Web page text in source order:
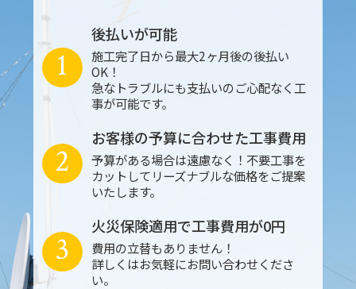
後払いが可能
施工完了日から最大2ヶ月後の後払い
OK！
急なトラブルにも支払いのご心配なく工
事が可能です。
1
お客様の予算に合わせた工事費用
予算がある場合は遠慮なく！不要工事を
カットしてリーズナブルな価格をご提案
いたします。
2
火災保険適用で工事費用が0円
費用の立替もありません！
詳しくはお気軽にお問い合わせくださ
い。
3